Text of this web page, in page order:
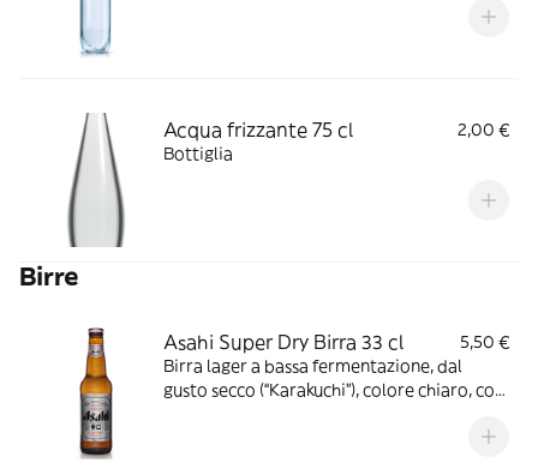
Acqua frizzante 75 cl
2,00 €
Bottiglia
Birre
Asahi Super Dry Birra 33 cl
5,50 €
Birra lager a bassa fermentazione, dal
gusto secco (“Karakuchi”), colore chiaro, con